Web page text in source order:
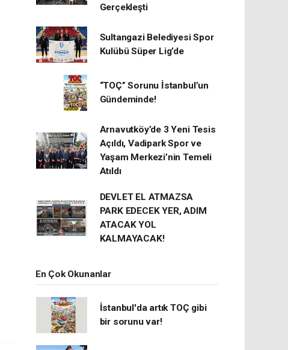
Gerçekleşti
Sultangazi Belediyesi Spor
Kulübü Süper Lig’de
“TOÇ” Sorunu İstanbul’un
Gündeminde!
Arnavutköy’de 3 Yeni Tesis
Açıldı, Vadipark Spor ve
Yaşam Merkezi’nin Temeli
Atıldı
DEVLET EL ATMAZSA
PARK EDECEK YER, ADIM
ATACAK YOL
KALMAYACAK!
En Çok Okunanlar
İstanbul'da artık TOÇ gibi
bir sorunu var!